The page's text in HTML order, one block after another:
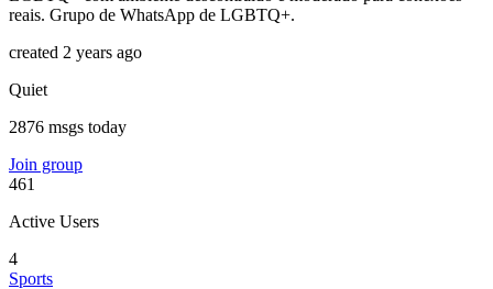
reais. Grupo de WhatsApp de LGBTQ+.
created 2 years ago
Quiet
2876 msgs today
Join group
461
Active Users
4
Sports